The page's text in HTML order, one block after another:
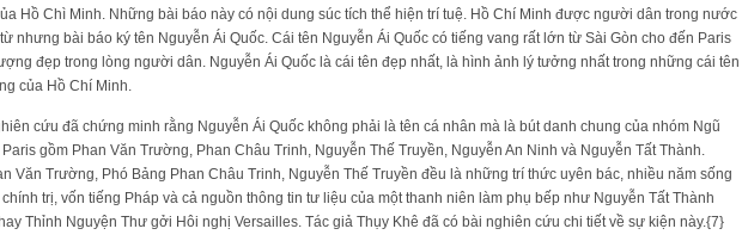
Hồ Chì Minh. Những bài báo này có nội dung súc tích thể hiện trí tuệ. Hồ Chí Minh được người dân trong nước
nhưng bài báo ký tên Nguyễn Ái Quốc. Cái tên Nguyễn Ái Quốc có tiếng vang rất lớn từ Sài Gòn cho đến Paris
đẹp trong lòng người dân. Nguyễn Ái Quốc là cái tên đẹp nhất, là hình ảnh lý tưởng nhất trong những cái tên
của Hồ Chí Minh.
cứu đã chứng minh rằng Nguyễn Ái Quốc không phải là tên cá nhân mà là bút danh chung của nhóm Ngũ
gồm Phan Văn Trường, Phan Châu Trinh, Nguyễn Thế Truyền, Nguyễn An Ninh và Nguyễn Tất Thành.
Văn Trường, Phó Bảng Phan Châu Trinh, Nguyễn Thế Truyền đều là những trí thức uyên bác, nhiều năm sống
trị, vốn tiếng Pháp và cả nguồn thông tin tư liệu của một thanh niên làm phụ bếp như Nguyễn Tất Thành
Thỉnh Nguyện Thư gởi Hôi nghị Versailles. Tác giả Thụy Khê đã có bài nghiên cứu chi tiết về sự kiện này.{7}